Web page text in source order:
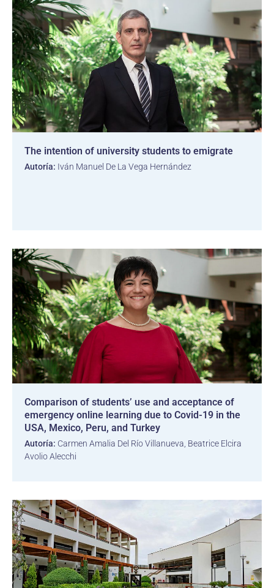
The intention of university students to emigrate
Autoría: Iván Manuel De La Vega Hernández
Comparison of students’ use and acceptance of
emergency online learning due to Covid-19 in the
USA, Mexico, Peru, and Turkey
Autoría: Carmen Amalia Del Río Villanueva, Beatrice Elcira
Avolio Alecchi